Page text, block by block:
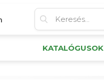
KATALÓGUSOK